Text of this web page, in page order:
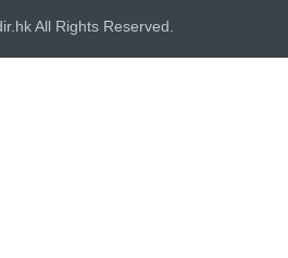
All Rights Reserved.